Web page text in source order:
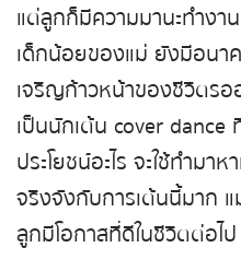
แต่ลูกก็มีความมานะทำงา
เด็กน้อยของแม่ ยังมีอนา
เจริญก้าวหน้าของชีวิตร
เป็นนักเต้น cover dance
ประโยชน์อะไร จะใช้ทำมา
จริงจังกับการเต้นนี้มาก แ
ลูกมีโอกาสที่ดีในชีวิตต่อไป